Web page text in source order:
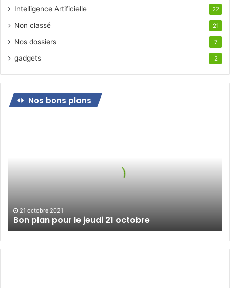
Intelligence Artificielle 22
Non classé 21
Nos dossiers 7
gadgets 2
Nos bons plans
21 octobre 2021
Bon plan pour le jeudi 21 octobre